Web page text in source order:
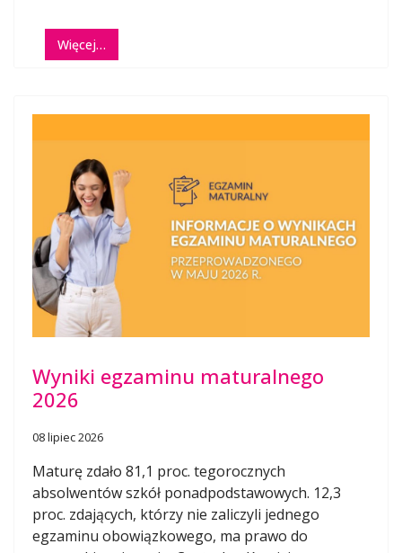
Więcej…
Wyniki egzaminu maturalnego
2026
08 lipiec 2026
Maturę zdało 81,1 proc. tegorocznych
absolwentów szkół ponadpodstawowych. 12,3
proc. zdających, którzy nie zaliczyli jednego
egzaminu obowiązkowego, ma prawo do